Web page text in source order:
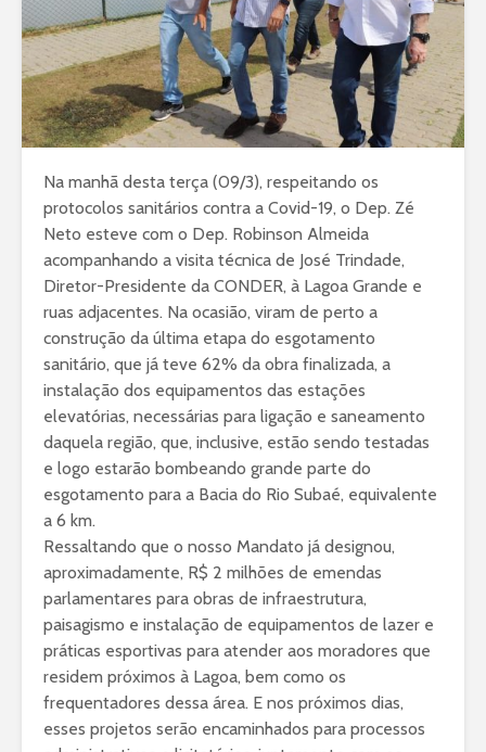
Na manhã desta terça (09/3), respeitando os
protocolos sanitários contra a Covid-19, o Dep. Zé
Neto esteve com o Dep. Robinson Almeida
acompanhando a visita técnica de José Trindade,
Diretor-Presidente da CONDER, à Lagoa Grande e
ruas adjacentes. Na ocasião, viram de perto a
construção da última etapa do esgotamento
sanitário, que já teve 62% da obra finalizada, a
instalação dos equipamentos das estações
elevatórias, necessárias para ligação e saneamento
daquela região, que, inclusive, estão sendo testadas
e logo estarão bombeando grande parte do
esgotamento para a Bacia do Rio Subaé, equivalente
a 6 km.
Ressaltando que o nosso Mandato já designou,
aproximadamente, R$ 2 milhões de emendas
parlamentares para obras de infraestrutura,
paisagismo e instalação de equipamentos de lazer e
práticas esportivas para atender aos moradores que
residem próximos à Lagoa, bem como os
frequentadores dessa área. E nos próximos dias,
esses projetos serão encaminhados para processos